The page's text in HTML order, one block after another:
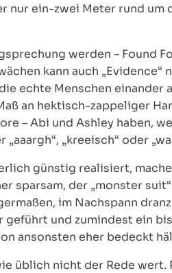
nur ein-zwei Meter rund
werden – Found
kann auch
echte Menschen einander
an hektisch-zappeliger
– Abi und Ashley haben,
„kreeisch“ oder
günstig realisiert,
sparsam, der „monster
im Nachspann
und zumindest ein
ansonsten eher bedeckt
üblich nicht der Rede wert.